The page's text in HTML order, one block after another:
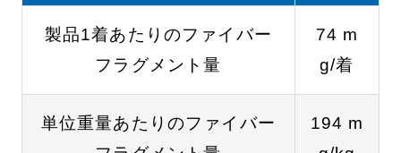
製品1着あたりのファイバー
フラグメント量
74 m
g/着
単位重量あたりのファイバー
194 m